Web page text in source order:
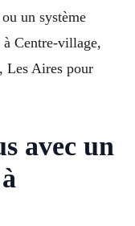
un système
Centre-village,
Les Aires pour
avec un